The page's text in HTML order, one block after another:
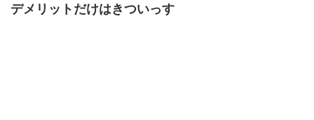
デメリットだけはきついっす